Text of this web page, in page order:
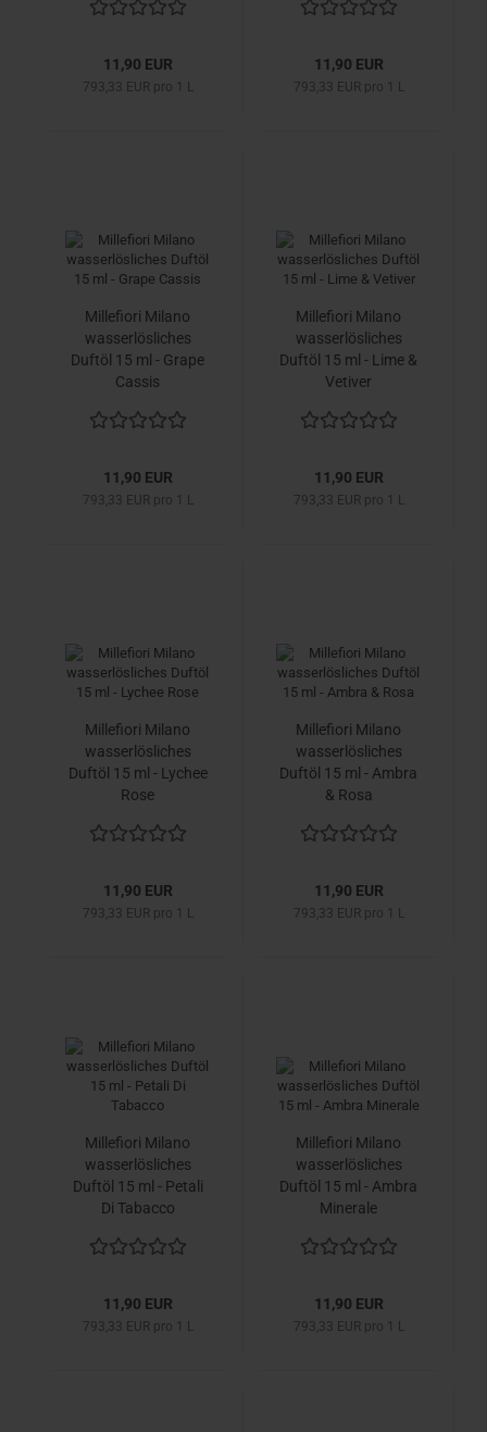
11,90 EUR
793,33 EUR pro 1 L
11,90 EUR
793,33 EUR pro 1 L
Millefiori Milano
wasserlösliches
Duftöl 15 ml - Grape
Cassis
11,90 EUR
793,33 EUR pro 1 L
Millefiori Milano
wasserlösliches
Duftöl 15 ml - Lime &
Vetiver
11,90 EUR
793,33 EUR pro 1 L
Millefiori Milano
wasserlösliches
Duftöl 15 ml - Lychee
Rose
11,90 EUR
793,33 EUR pro 1 L
Millefiori Milano
wasserlösliches
Duftöl 15 ml - Ambra
& Rosa
11,90 EUR
793,33 EUR pro 1 L
Millefiori Milano
wasserlösliches
Duftöl 15 ml - Petali
Di Tabacco
11,90 EUR
793,33 EUR pro 1 L
Millefiori Milano
wasserlösliches
Duftöl 15 ml - Ambra
Minerale
11,90 EUR
793,33 EUR pro 1 L